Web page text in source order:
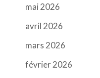
mai 2026
avril 2026
mars 2026
février 2026